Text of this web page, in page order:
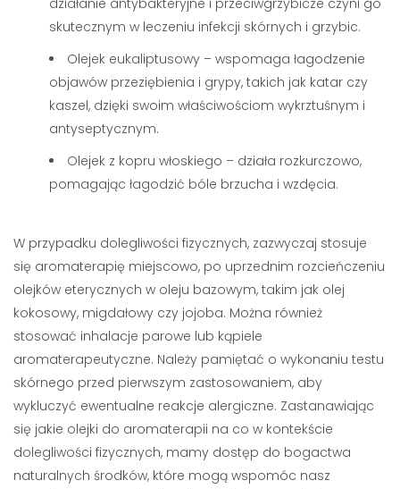
działanie antybakteryjne i przeciwgrzybicze czyni go
skutecznym w leczeniu infekcji skórnych i grzybic.
Olejek eukaliptusowy – wspomaga łagodzenie
objawów przeziębienia i grypy, takich jak katar czy
kaszel, dzięki swoim właściwościom wykrztuśnym i
antyseptycznym.
Olejek z kopru włoskiego – działa rozkurczowo,
pomagając łagodzić bóle brzucha i wzdęcia.
W przypadku dolegliwości fizycznych, zazwyczaj stosuje
się aromaterapię miejscowo, po uprzednim rozcieńczeniu
olejków eterycznych w oleju bazowym, takim jak olej
kokosowy, migdałowy czy jojoba. Można również
stosować inhalacje parowe lub kąpiele
aromaterapeutyczne. Należy pamiętać o wykonaniu testu
skórnego przed pierwszym zastosowaniem, aby
wykluczyć ewentualne reakcje alergiczne. Zastanawiając
się jakie olejki do aromaterapii na co w kontekście
dolegliwości fizycznych, mamy dostęp do bogactwa
naturalnych środków, które mogą wspomóc nasz